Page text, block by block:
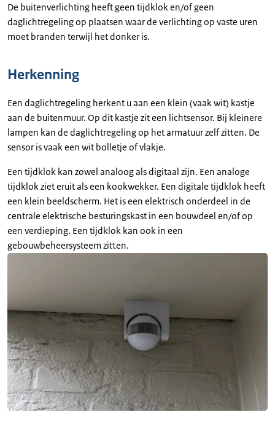
De buitenverlichting heeft geen tijdklok en/of geen
daglichtregeling op plaatsen waar de verlichting op vaste uren
moet branden terwijl het donker is.
Herkenning
Een daglichtregeling herkent u aan een klein (vaak wit) kastje
aan de buitenmuur. Op dit kastje zit een lichtsensor. Bij kleinere
lampen kan de daglichtregeling op het armatuur zelf zitten. De
sensor is vaak een wit bolletje of vlakje.
Een tijdklok kan zowel analoog als digitaal zijn. Een analoge
tijdklok ziet eruit als een kookwekker. Een digitale tijdklok heeft
een klein beeldscherm. Het is een elektrisch onderdeel in de
centrale elektrische besturingskast in een bouwdeel en/of op
een verdieping. Een tijdklok kan ook in een
gebouwbeheersysteem zitten.